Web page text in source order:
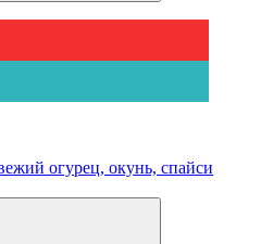
огурец, окунь, спайси